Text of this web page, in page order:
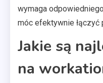
wymaga
móc efektywnie łączyć
Jakie są
na